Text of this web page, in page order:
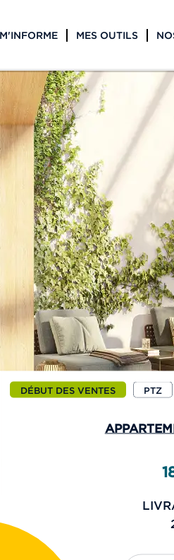
MES OUTILS
DÉBUT DES VENTES PTZ